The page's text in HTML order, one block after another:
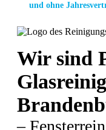
und ohne
Link
zur
Facebook
Seite
Link
zur
Linkedin
Seite
Link
zur
Instagram
Seite
Wir sind
–